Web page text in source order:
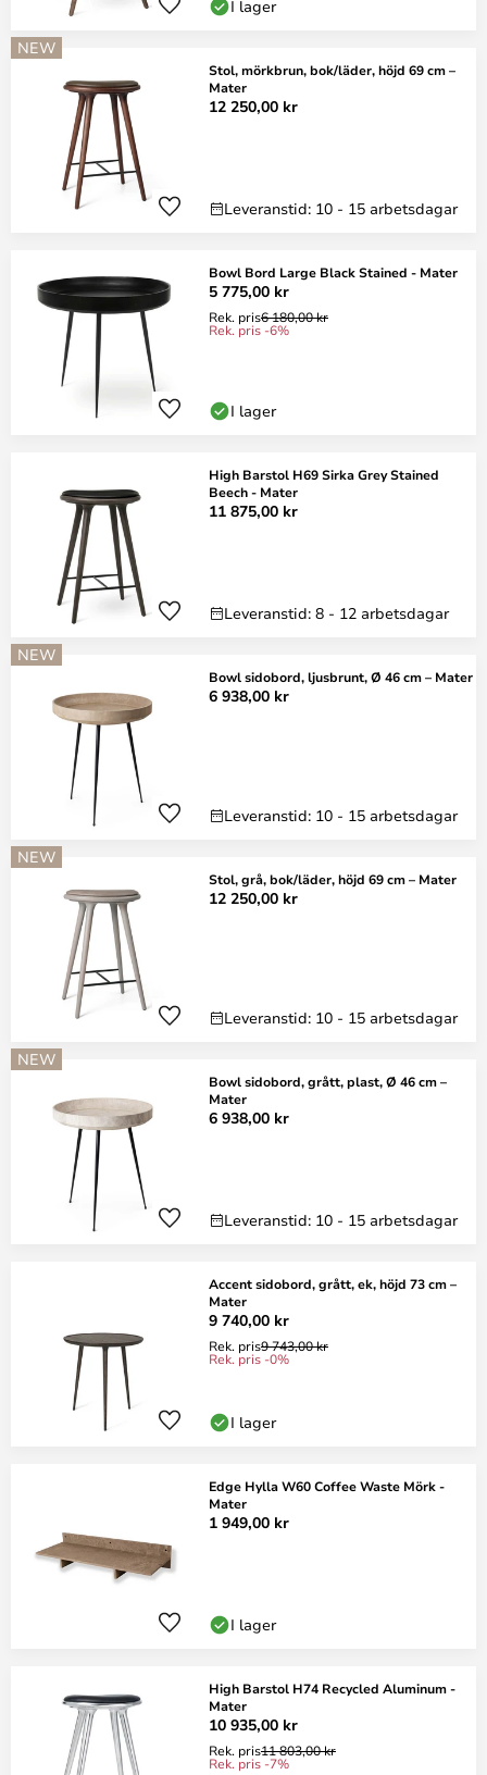
I lager
NEW
Stol, mörkbrun, bok/läder, höjd 69 cm –
Mater
12 250,00 kr
Leveranstid: 10 - 15 arbetsdagar
Bowl Bord Large Black Stained - Mater
5 775,00 kr
Rek. pris6 180,00 kr
Rek. pris -6%
I lager
High Barstol H69 Sirka Grey Stained
Beech - Mater
11 875,00 kr
Leveranstid: 8 - 12 arbetsdagar
NEW
Bowl sidobord, ljusbrunt, Ø 46 cm – Mater
6 938,00 kr
Leveranstid: 10 - 15 arbetsdagar
NEW
Stol, grå, bok/läder, höjd 69 cm – Mater
12 250,00 kr
Leveranstid: 10 - 15 arbetsdagar
NEW
Bowl sidobord, grått, plast, Ø 46 cm –
Mater
6 938,00 kr
Leveranstid: 10 - 15 arbetsdagar
Accent sidobord, grått, ek, höjd 73 cm –
Mater
9 740,00 kr
Rek. pris9 743,00 kr
Rek. pris -0%
I lager
Edge Hylla W60 Coffee Waste Mörk -
Mater
1 949,00 kr
I lager
High Barstol H74 Recycled Aluminum -
Mater
10 935,00 kr
Rek. pris11 803,00 kr
Rek. pris -7%